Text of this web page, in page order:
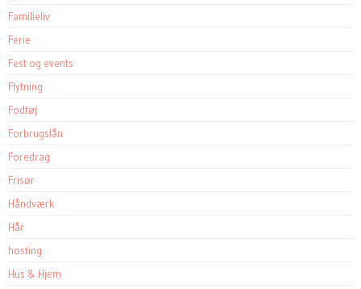
Familieliv
Ferie
Fest og events
Flytning
Fodtøj
Forbrugslån
Foredrag
Frisør
Håndværk
Hår
hosting
Hus & Hjem